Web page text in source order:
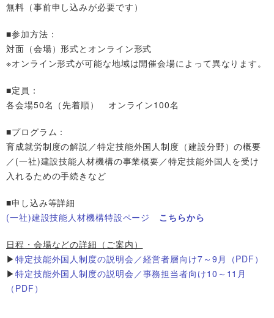
無料（事前申し込みが必要です）
■参加方法：
対面（会場）形式とオンライン形式
※オンライン形式が可能な地域は開催会場によって異なります。
■定員：
各会場50名（先着順） オンライン100名
■プログラム：
育成就労制度の解説／特定技能外国人制度（建設分野）の概要
／(一社)建設技能人材機構の事業概要／特定技能外国人を受け
入れるための手続きなど
■申し込み等詳細
(一社)建設技能人材機構特設ページ
こちらから
日程・会場などの詳細（ご案内）
▶ 特定技能外国人制度の説明会／経営者層向け7～9月（PDF）
▶ 特定技能外国人制度の説明会／事務担当者向け10～11月
（PDF）